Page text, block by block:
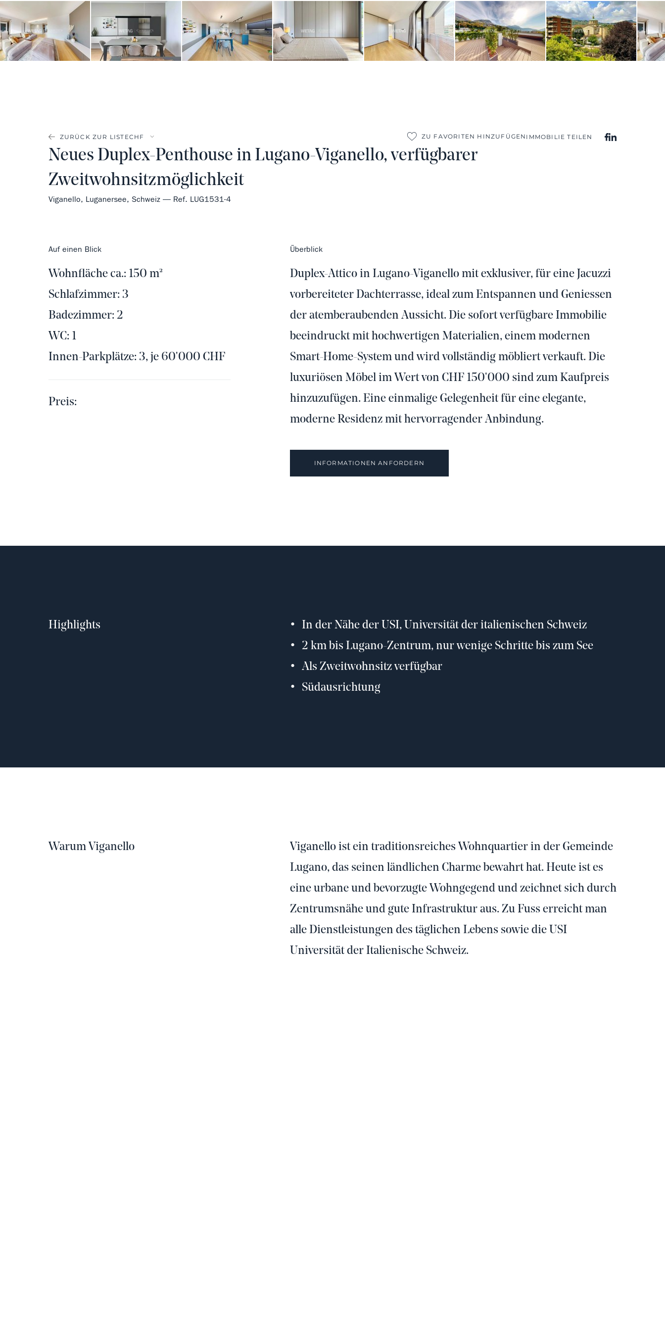
ZURÜCK ZUR LISTE ZU FAVORITEN HINZUFÜGEN IMMOBILIE TEILEN
Neues Duplex-Penthouse in Lugano-Viganello, verfügbarer
Zweitwohnsitzmöglichkeit
Viganello, Luganersee, Schweiz — Ref. LUG1531-4
Auf einen Blick
Wohnfläche ca.: 150 m²
Schlafzimmer: 3
Badezimmer: 2
WC: 1
Innen-Parkplätze: 3, je 60'000 CHF
Preis:
Überblick
Duplex-Attico in Lugano-Viganello mit exklusiver, für eine Jacuzzi
vorbereiteter Dachterrasse, ideal zum Entspannen und Geniessen
der atemberaubenden Aussicht. Die sofort verfügbare Immobilie
beeindruckt mit hochwertigen Materialien, einem modernen
Smart-Home-System und wird vollständig möbliert verkauft. Die
luxuriösen Möbel im Wert von CHF 150'000 sind zum Kaufpreis
hinzuzufügen. Eine einmalige Gelegenheit für eine elegante,
moderne Residenz mit hervorragender Anbindung.
INFORMATIONEN ANFORDERN
Highlights
In der Nähe der USI, Universität der italienischen Schweiz
2 km bis Lugano-Zentrum, nur wenige Schritte bis zum See
Als Zweitwohnsitz verfügbar
Südausrichtung
Warum Viganello
Viganello ist ein traditionsreiches Wohnquartier in der Gemeinde
Lugano, das seinen ländlichen Charme bewahrt hat. Heute ist es
eine urbane und bevorzugte Wohngegend und zeichnet sich durch
Zentrumsnähe und gute Infrastruktur aus. Zu Fuss erreicht man
alle Dienstleistungen des täglichen Lebens sowie die USI
Universität der Italienische Schweiz.